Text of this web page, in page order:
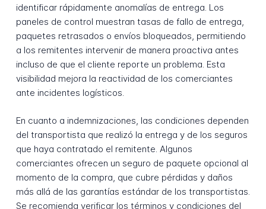
identificar rápidamente anomalías de entrega. Los
paneles de control muestran tasas de fallo de entrega,
paquetes retrasados o envíos bloqueados, permitiendo
a los remitentes intervenir de manera proactiva antes
incluso de que el cliente reporte un problema. Esta
visibilidad mejora la reactividad de los comerciantes
ante incidentes logísticos.
En cuanto a indemnizaciones, las condiciones dependen
del transportista que realizó la entrega y de los seguros
que haya contratado el remitente. Algunos
comerciantes ofrecen un seguro de paquete opcional al
momento de la compra, que cubre pérdidas y daños
más allá de las garantías estándar de los transportistas.
Se recomienda verificar los términos y condiciones del